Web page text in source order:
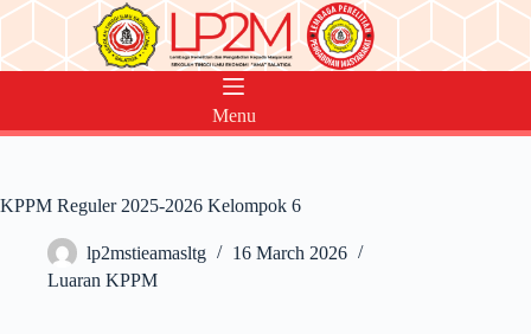
Skip
content
Menu
KPPM Reguler 2025-2026 Kelompok 6
lp2mstieamasltg
16 March 2026
Luaran KPPM